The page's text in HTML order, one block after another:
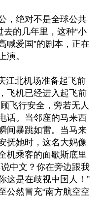
，绝对不是全球公共
去的几年里，这种“小
喊爱国”的剧本，正在
演。
江北机场准备起飞前
飞机已经进入起飞前
飞行安全，旁若无人
话。当邻座的马来西
间暴跳如雷。当马来
抚她时，这名大妈像
机乘客的面歇斯底里
中文？你在旁边跟我
这是在歧视中国人！”
公然冒充“南方航空空